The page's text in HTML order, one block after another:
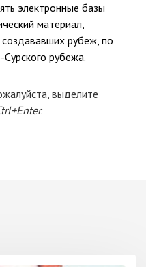
электронные базы
материал,
рубеж, по
рубежа.
выделите
.